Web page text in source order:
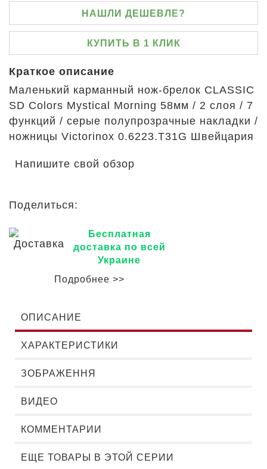
НАШЛИ ДЕШЕВЛЕ?
КУПИТЬ В 1 КЛИК
Краткое описание
Маленький карманный нож-брелок CLASSIC
SD Colors Mystical Morning 58мм / 2 слоя / 7
функций / серые полупрозрачные накладки /
ножницы Victorinox 0.6223.T31G Швейцария
Напишите свой обзор
Поделиться:
Бесплатная
доставка по всей
Украине
Подробнее >>
ОПИСАНИЕ
ХАРАКТЕРИСТИКИ
ЗОБРАЖЕННЯ
ВИДЕО
КОММЕНТАРИИ
ЕЩЕ ТОВАРЫ В ЭТОЙ СЕРИИ